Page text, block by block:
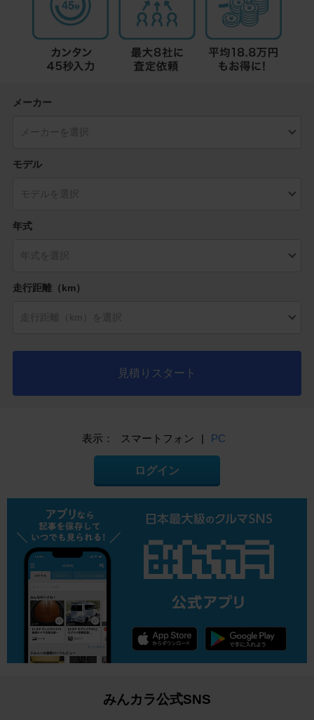
メーカー
モデル
年式
走行距離（km）
見積りスタート
表示： スマートフォン | PC
ログイン
みんカラ公式SNS